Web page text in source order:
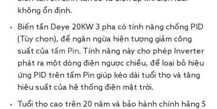
không ổn định.
Biến tần Deye 20KW 3 pha có tính năng chống PID
(Tùy chọn), để ngăn ngừa hiện tượng giảm công
suất của tấm Pin. Tính năng này cho phép Inverter
phát ra một dòng điện ngược chiều, để loại bỏ hiệu
ứng PID trên tấm Pin giúp kéo dài tuổi thọ và tăng
hiệu suất của hệ thống điện mặt trời.
Tuổi thọ cao trên 20 năm và bảo hành chính hãng 5